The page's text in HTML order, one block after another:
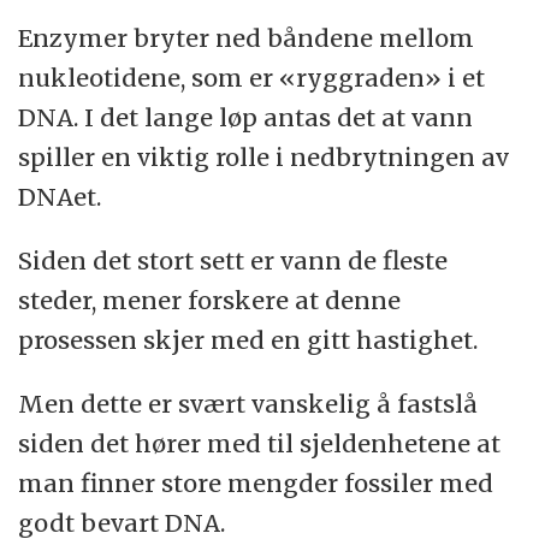
Enzymer bryter ned båndene mellom
nukleotidene, som er «ryggraden» i et
DNA. I det lange løp antas det at vann
spiller en viktig rolle i nedbrytningen av
DNAet.
Siden det stort sett er vann de fleste
steder, mener forskere at denne
prosessen skjer med en gitt hastighet.
Men dette er svært vanskelig å fastslå
siden det hører med til sjeldenhetene at
man finner store mengder fossiler med
godt bevart DNA.